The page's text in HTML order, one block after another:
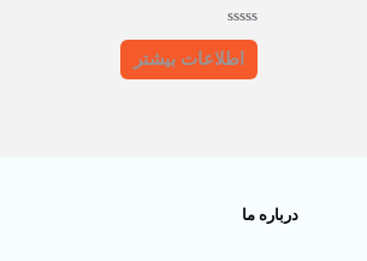
امتیاز
5
اطلاعات بیشتر
درباره ما